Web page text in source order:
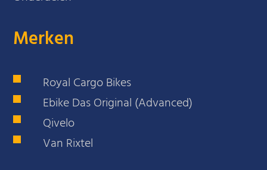
Merken
Royal Cargo Bikes
Ebike Das Original (Advanced)
Qivelo
Van Rixtel